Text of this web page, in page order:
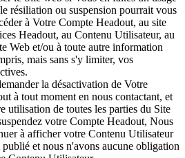
résiliation ou suspension pourrait vous
à Votre Compte Headout, au site
Headout, au Contenu Utilisateur, au
Web et/ou à toute autre information
mais sans s'y limiter, vos
la désactivation de Votre
à tout moment en nous contactant, et
utilisation de toutes les parties du Site
votre Compte Headout, Nous
à afficher votre Contenu Utilisateur
publié et nous n'avons aucune obligation